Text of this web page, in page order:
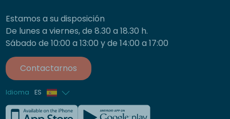
Estamos a su disposición
De lunes a viernes, de 8.30 a 18.30 h.
Sábado de 10:00 a 13:00 y de 14:00 a 17:00
Contactarnos
Idioma ES
Francés